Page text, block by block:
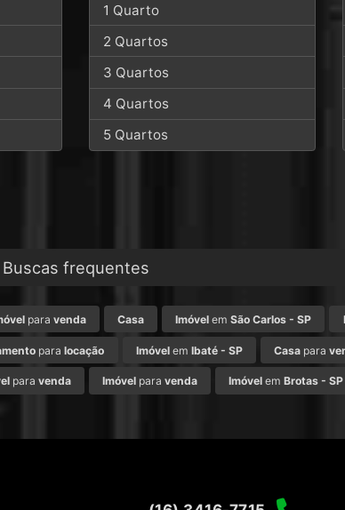
1 Quarto
2 Quartos
3 Quartos
4 Quartos
5 Quartos
Buscas frequentes
para venda Casa Imóvel emSão Carlos - SP
paralocação Imóvelem Ibaté - SP Casa para
para venda Imóvelpara venda Imóvel emBrotas - SP